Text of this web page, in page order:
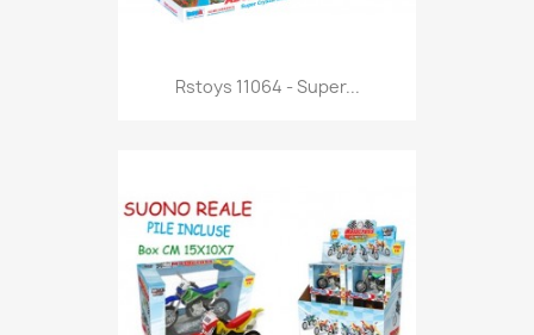
Anteprima
Rstoys 11064 - Super...